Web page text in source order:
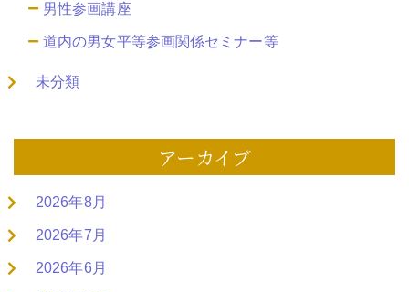
男性参画講座
道内の男女平等参画関係セミナー等
未分類
アーカイブ
2026年8月
2026年7月
2026年6月